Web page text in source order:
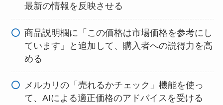
最新の情報を反映させる
商品説明欄に「この価格は市場価格を参考にし
ています」と追加して、購入者への説得力を高
める
メルカリの「売れるかチェック」機能を使っ
て、AIによる適正価格のアドバイスを受ける